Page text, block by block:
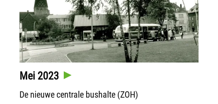
Mei 2023
De nieuwe centrale bushalte (ZOH)